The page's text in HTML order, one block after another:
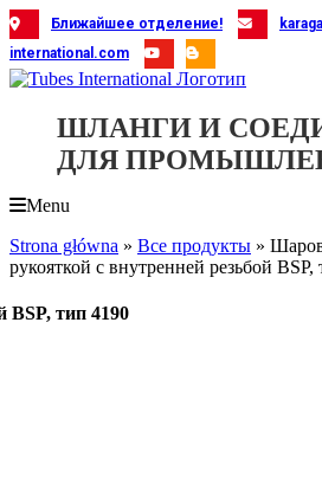
Skip
to
content
Ближайшее отделение!
international.com
ШЛАНГИ И
ДЛЯ
Menu
Strona główna » Все продукты »
рукояткой с внутренней резьбой BSP,
BSP, тип 4190